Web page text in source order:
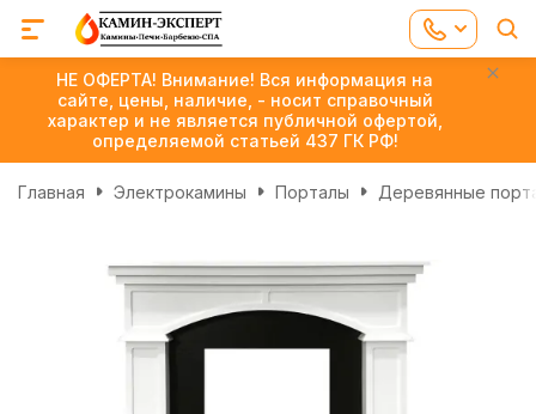
НЕ ОФЕРТА! Внимание! Вся информация на
сайте, цены, наличие, - носит справочный
характер и не является публичной офертой,
определяемой статьей 437 ГК РФ!
Главная Электрокамины Порталы Деревянные